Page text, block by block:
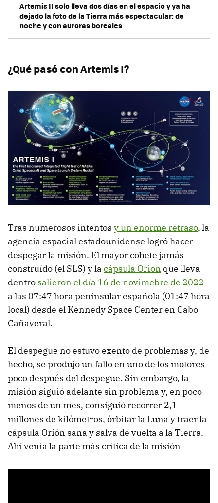
Artemis II solo lleva dos días en el espacio y ya ha
dejado la foto de la Tierra más espectacular: de
noche y con auroras boreales
¿Qué pasó con Artemis I?
Tras numerosos intentos y un enorme retraso, la
agencia espacial estadounidense logró hacer
despegar la misión. El mayor cohete jamás
construído (el SLS) y la cápsula Orion que lleva
dentro salieron el día 16 de novimebre de 2022
a las 07:47 hora peninsular española (01:47 hora
local) desde el Kennedy Space Center en Cabo
Cañaveral.
El despegue no estuvo exento de problemas y, de
hecho, se produjo un fallo en uno de los motores
poco después del despegue. Sin embargo, la
misión siguió adelante sin problema y, en poco
menos de un mes, consiguió recorrer 2,1
millones de kilómetros, órbitar la Luna y traer la
cápsula Orión sana y salva de vuelta a la Tierra.
Ahí venía la parte más crítica de la misión